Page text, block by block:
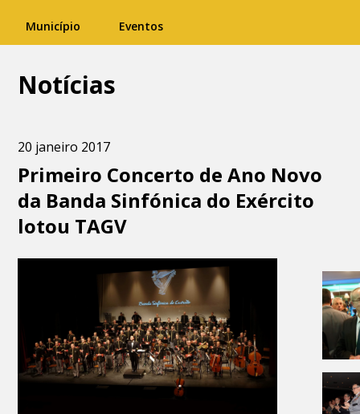
Município Eventos
Notícias
20 janeiro 2017
Primeiro Concerto de Ano Novo
da Banda Sinfónica do Exército
lotou TAGV